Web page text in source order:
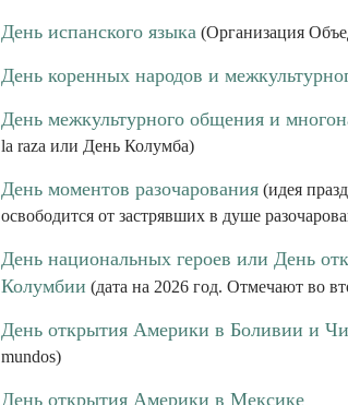
День испанского языка (Организация
День коренных народов и
День межкультурного общения и
la raza или День Колумба)
День моментов разочарования (идея
освободится от застрявших в душе
День национальных героев или День
Колумбии (дата на 2026 год. Отмечают во
День открытия Америки в Боливии и
mundos)
День открытия Америки в Мексике